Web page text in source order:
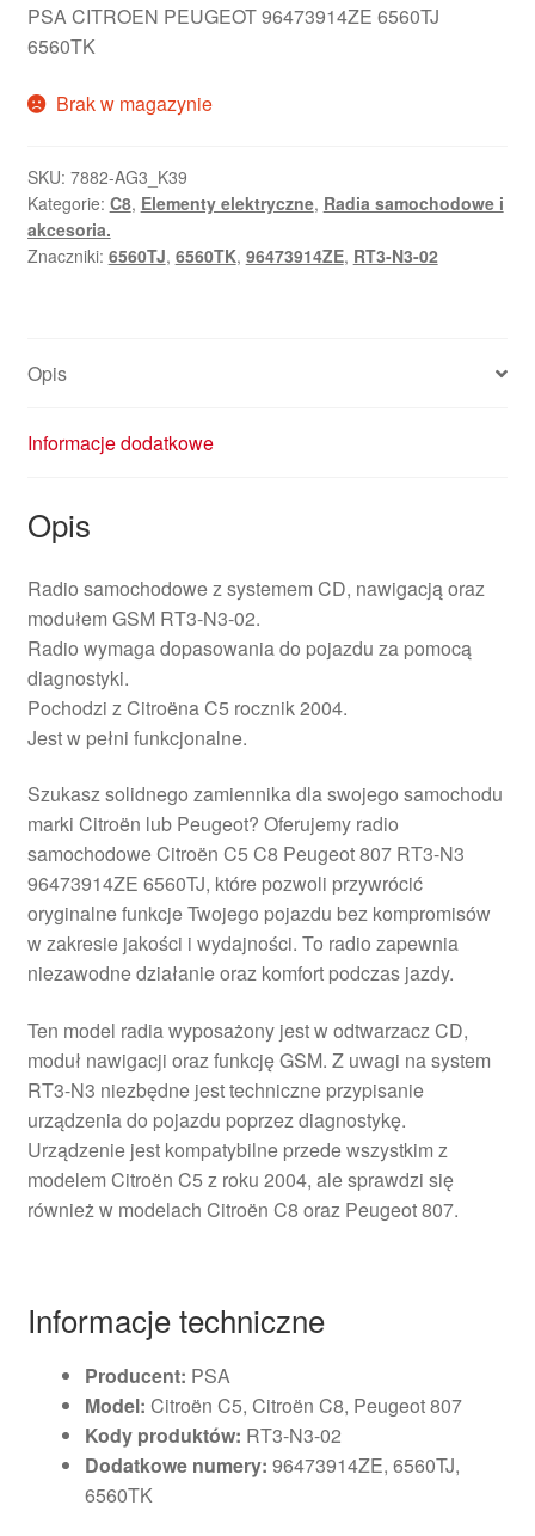
PSA CITROEN PEUGEOT 96473914ZE 6560TJ
6560TK
Brak w magazynie
SKU: 7882-AG3_K39
Kategorie: C8, Elementy elektryczne, Radia samochodowe i
akcesoria.
Znaczniki: 6560TJ, 6560TK, 96473914ZE, RT3-N3-02
Opis
Informacje dodatkowe
Opis
Radio samochodowe z systemem CD, nawigacją oraz
modułem GSM RT3-N3-02.
Radio wymaga dopasowania do pojazdu za pomocą
diagnostyki.
Pochodzi z Citroëna C5 rocznik 2004.
Jest w pełni funkcjonalne.
Szukasz solidnego zamiennika dla swojego samochodu
marki Citroën lub Peugeot? Oferujemy radio
samochodowe Citroën C5 C8 Peugeot 807 RT3-N3
96473914ZE 6560TJ, które pozwoli przywrócić
oryginalne funkcje Twojego pojazdu bez kompromisów
w zakresie jakości i wydajności. To radio zapewnia
niezawodne działanie oraz komfort podczas jazdy.
Ten model radia wyposażony jest w odtwarzacz CD,
moduł nawigacji oraz funkcję GSM. Z uwagi na system
RT3-N3 niezbędne jest techniczne przypisanie
urządzenia do pojazdu poprzez diagnostykę.
Urządzenie jest kompatybilne przede wszystkim z
modelem Citroën C5 z roku 2004, ale sprawdzi się
również w modelach Citroën C8 oraz Peugeot 807.
Informacje techniczne
Producent: PSA
Model: Citroën C5, Citroën C8, Peugeot 807
Kody produktów: RT3-N3-02
Dodatkowe numery: 96473914ZE, 6560TJ,
6560TK